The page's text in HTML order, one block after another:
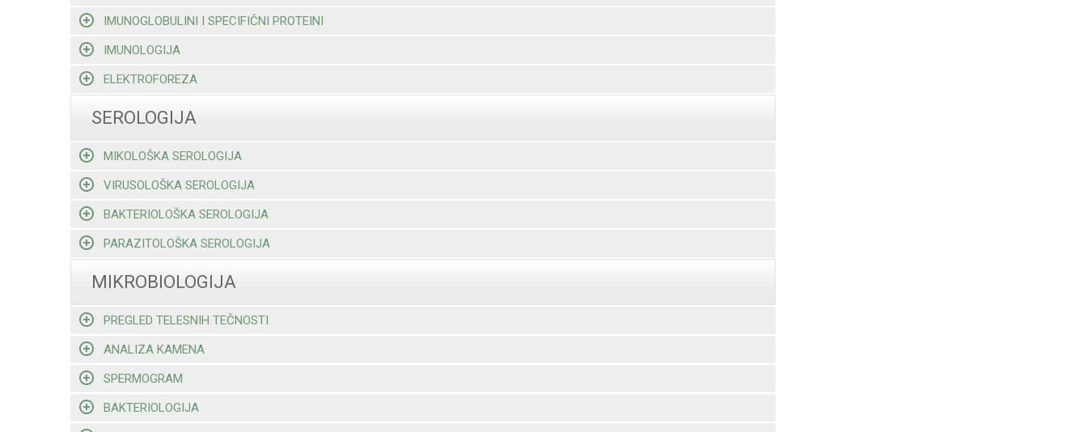
IMUNOGLOBULINI I SPECIFIČNI PROTEINI
IMUNOLOGIJA
ELEKTROFOREZA
SEROLOGIJA
MIKOLOŠKA SEROLOGIJA
VIRUSOLOŠKA SEROLOGIJA
BAKTERIOLOŠKA SEROLOGIJA
PARAZITOLOŠKA SEROLOGIJA
MIKROBIOLOGIJA
PREGLED TELESNIH TEČNOSTI
ANALIZA KAMENA
SPERMOGRAM
BAKTERIOLOGIJA